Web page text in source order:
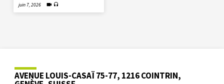
juin 7, 2026
AVENUE LOUIS-CASAÏ 75-77, 1216 COINTRIN,